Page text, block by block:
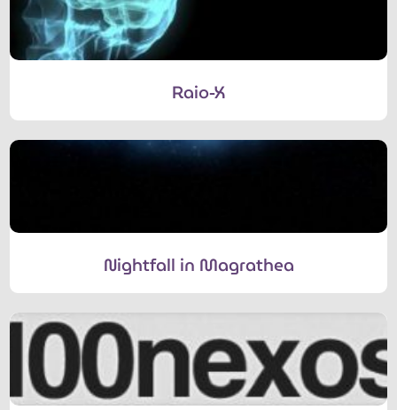
Raio-X
Nightfall in Magrathea